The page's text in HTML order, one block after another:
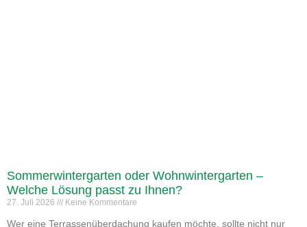
Sommerwintergarten oder Wohnwintergarten –
Welche Lösung passt zu Ihnen?
27. Juli 2026 Keine Kommentare
Wer eine Terrassenüberdachung kaufen möchte, sollte nicht nur